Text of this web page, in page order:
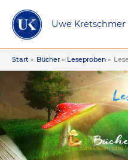
Inhalt
springen
Uwe Kretschmer
Start Bücher Leseproben